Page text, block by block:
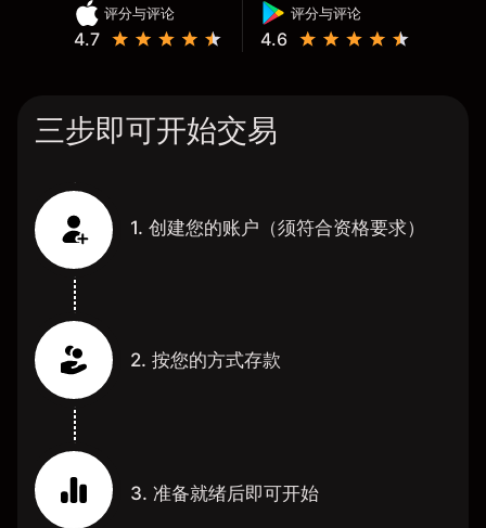
评分与评论
4.7
评分与评论
4.6
三步即可开始交易
1. 创建您的账户（须符合资格要求）
2. 按您的方式存款
3. 准备就绪后即可开始